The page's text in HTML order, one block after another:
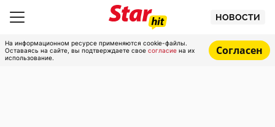
НОВОСТИ
На информационном ресурсе применяются cookie-файлы.
Оставаясь на сайте, вы подтверждаете свое согласие на их
использование.
Согласен